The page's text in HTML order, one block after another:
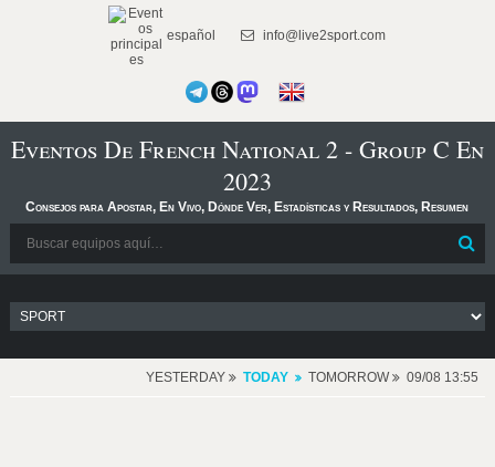
español info@live2sport.com
Eventos De French National 2 - Group C En
2023
Consejos para Apostar, En Vivo, Dónde Ver, Estadísticas y Resultados, Resumen
YESTERDAY TODAY TOMORROW 09/08 13:55